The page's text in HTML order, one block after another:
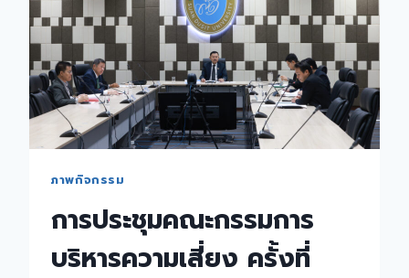
ภาพกิจกรรม
การประชุมคณะกรรมการ
บริหารความเสี่ยง ครั้งที่